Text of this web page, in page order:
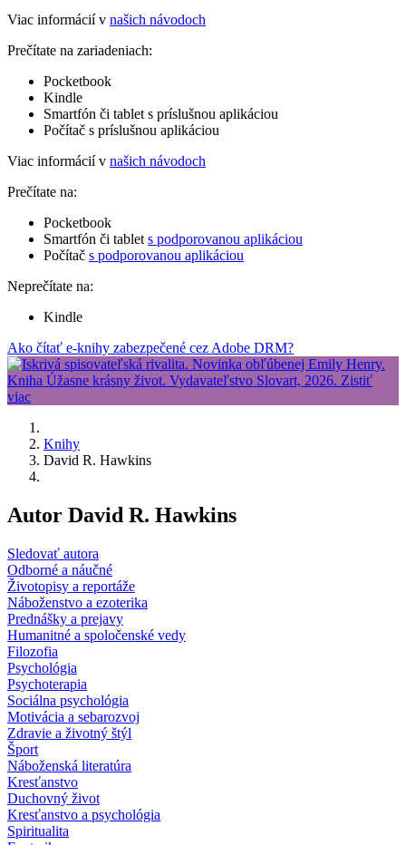
Viac informácií v našich návodoch
Prečítate na zariadeniach:
Pocketbook
Kindle
Smartfón či tablet s príslušnou aplikáciou
Počítač s príslušnou aplikáciou
Viac informácií v našich návodoch
Prečítate na:
Pocketbook
Smartfón či tablet s podporovanou aplikáciou
Počítač s podporovanou aplikáciou
Neprečítate na:
Kindle
Ako čítať e-knihy zabezpečené cez Adobe DRM?
Knihy
David R. Hawkins
Autor David R. Hawkins
Sledovať autora
Odborné a náučné
Životopisy a reportáže
Náboženstvo a ezoterika
Prednášky a prejavy
Humanitné a spoločenské vedy
Filozofia
Psychológia
Psychoterapia
Sociálna psychológia
Motivácia a sebarozvoj
Zdravie a životný štýl
Šport
Náboženská literatúra
Kresťanstvo
Duchovný život
Kresťanstvo a psychológia
Spiritualita